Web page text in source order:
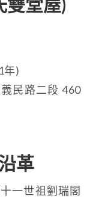
年)
民路二段 460
革
一世祖劉瑞閣